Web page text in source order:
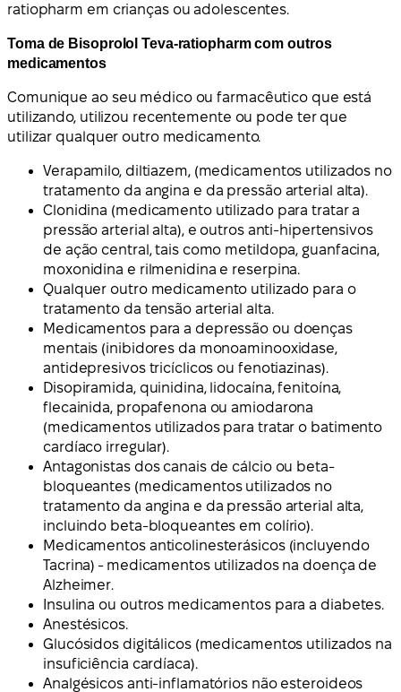
ratiopharm em crianças ou adolescentes.
Toma de Bisoprolol Teva-ratiopharm com outros
medicamentos
Comunique ao seu médico ou farmacêutico que está
utilizando, utilizou recentemente ou pode ter que
utilizar qualquer outro medicamento.
Verapamilo, diltiazem, (medicamentos utilizados no
tratamento da angina e da pressão arterial alta).
Clonidina (medicamento utilizado para tratar a
pressão arterial alta), e outros anti-hipertensivos
de ação central, tais como metildopa, guanfacina,
moxonidina e rilmenidina e reserpina.
Qualquer outro medicamento utilizado para o
tratamento da tensão arterial alta.
Medicamentos para a depressão ou doenças
mentais (inibidores da monoaminooxidase,
antidepresivos tricíclicos ou fenotiazinas).
Disopiramida, quinidina, lidocaína, fenitoína,
flecainida, propafenona ou amiodarona
(medicamentos utilizados para tratar o batimento
cardíaco irregular).
Antagonistas dos canais de cálcio ou beta-
bloqueantes (medicamentos utilizados no
tratamento da angina e da pressão arterial alta,
incluindo beta-bloqueantes em colírio).
Medicamentos anticolinesterásicos (incluyendo
Tacrina) - medicamentos utilizados na doença de
Alzheimer.
Insulina ou outros medicamentos para a diabetes.
Anestésicos.
Glucósidos digitálicos (medicamentos utilizados na
insuficiência cardíaca).
Analgésicos anti-inflamatórios não esteroideos